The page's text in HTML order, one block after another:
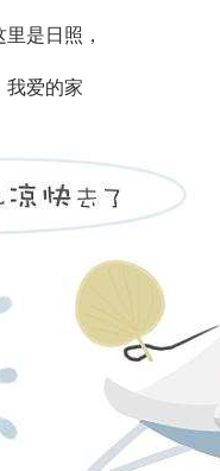
里是日照，
我爱的家